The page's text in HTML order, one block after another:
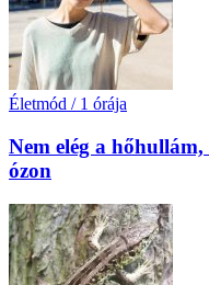
Életmód / 1 órája
Nem elég a
ózon